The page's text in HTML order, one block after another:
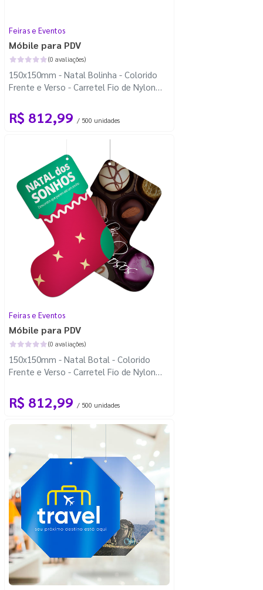
Feiras e Eventos
Móbile para PDV
(0 avaliações)
150x150mm - Natal Bolinha - Colorido
Frente e Verso - Carretel Fio de Nylon
R$ 812,99 / 500 unidades
Feiras e Eventos
Móbile para PDV
(0 avaliações)
150x150mm - Natal Botal - Colorido
Frente e Verso - Carretel Fio de Nylon
R$ 812,99 / 500 unidades